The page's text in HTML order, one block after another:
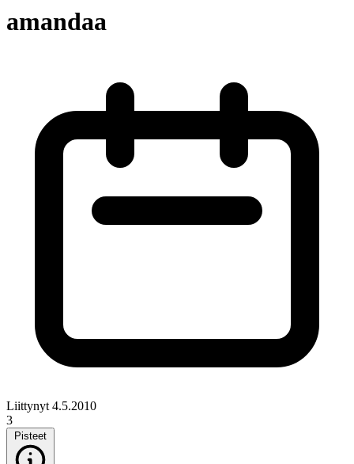
amandaa
Liittynyt 4.5.2010
3
Pisteet